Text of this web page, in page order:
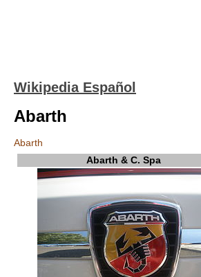
Wikipedia Español
Abarth
Abarth
Abarth & C. Spa